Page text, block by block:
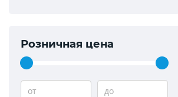
Розничная цена
от до